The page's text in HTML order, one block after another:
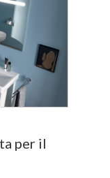
per il